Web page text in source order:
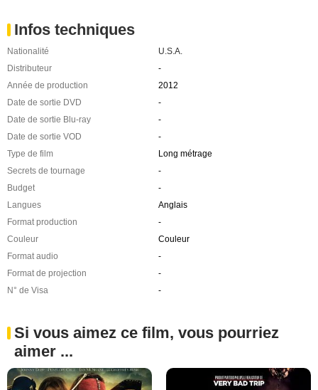
Infos techniques
Nationalité
U.S.A.
Distributeur
-
Année de production
2012
Date de sortie DVD
-
Date de sortie Blu-ray
-
Date de sortie VOD
-
Type de film
Long métrage
Secrets de tournage
-
Budget
-
Langues
Anglais
Format production
-
Couleur
Couleur
Format audio
-
Format de projection
-
N° de Visa
-
Si vous aimez ce film, vous pourriez
aimer ...